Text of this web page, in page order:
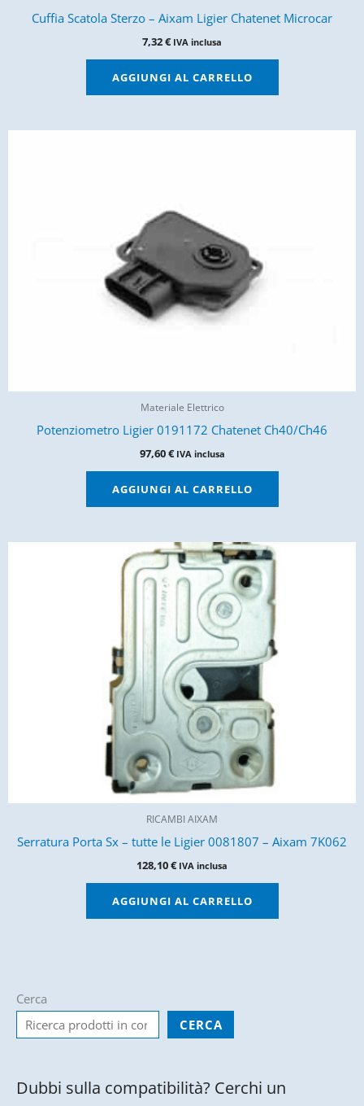
Cuffia Scatola Sterzo – Aixam Ligier Chatenet Microcar
7,32€ IVA inclusa
AGGIUNGI AL CARRELLO
Materiale Elettrico
Potenziometro Ligier 0191172 Chatenet Ch40/Ch46
97,60€ IVA inclusa
AGGIUNGI AL CARRELLO
RICAMBI AIXAM
Serratura Porta Sx – tutte le Ligier 0081807 – Aixam 7K062
128,10€ IVA inclusa
AGGIUNGI AL CARRELLO
Cerca
CERCA
Dubbi sulla compatibilità? Cerchi un